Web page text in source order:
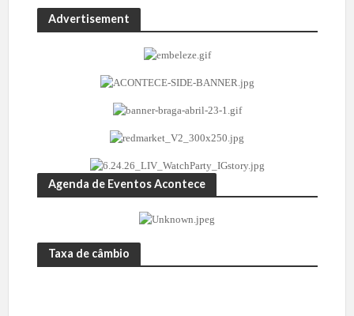
Advertisement
Agenda de Eventos Acontece
Taxa de câmbio